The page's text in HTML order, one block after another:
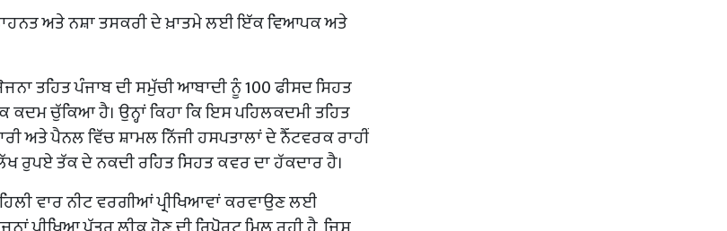
ਅਤੇ ਨਸ਼ਾ ਤਸਕਰੀ ਦੇ ਖ਼ਾਤਮੇ ਲਈ ਇੱਕ ਵਿਆਪਕ ਅਤੇ
ਤਹਿਤ ਪੰਜਾਬ ਦੀ ਸਮੁੱਚੀ ਆਬਾਦੀ ਨੂੰ 100 ਫੀਸਦ ਸਿਹਤ
ਚੁੱਕਿਆ ਹੈ। ਉਨ੍ਹਾਂ ਕਿਹਾ ਕਿ ਇਸ ਪਹਿਲਕਦਮੀ ਤਹਿਤ
ਅਤੇ ਪੈਨਲ ਵਿੱਚ ਸ਼ਾਮਲ ਨਿੱਜੀ ਹਸਪਤਾਲਾਂ ਦੇ ਨੈੱਟਵਰਕ ਰਾਹੀਂ
ਰੁਪਏ ਤੱਕ ਦੇ ਨਕਦੀ ਰਹਿਤ ਸਿਹਤ ਕਵਰ ਦਾ ਹੱਕਦਾਰ ਹੈ।
ਵਾਰ ਨੀਟ ਵਰਗੀਆਂ ਪ੍ਰੀਖਿਆਵਾਂ ਕਰਵਾਉਣ ਲਈ